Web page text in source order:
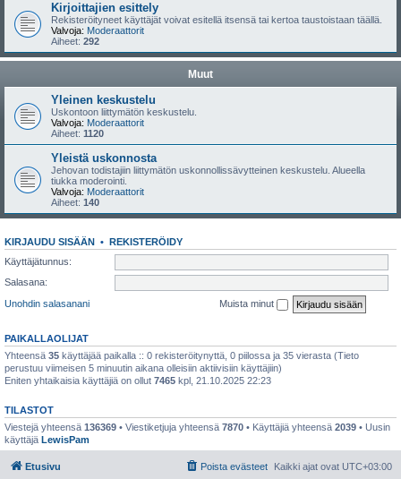
Kirjoittajien esittely
Rekisteröityneet käyttäjät voivat esitellä itsensä tai kertoa taustoistaan täällä.
Valvoja: Moderaattorit
Aiheet: 292
Muut
Yleinen keskustelu
Uskontoon liittymätön keskustelu.
Valvoja: Moderaattorit
Aiheet: 1120
Yleistä uskonnosta
Jehovan todistajiin liittymätön uskonnollissävytteinen keskustelu. Alueella
tiukka moderointi.
Valvoja: Moderaattorit
Aiheet: 140
KIRJAUDU SISÄÄN • REKISTERÖIDY
Käyttäjätunnus:
Salasana:
Unohdin salasanani
Muista minut
PAIKALLAOLIJAT
Yhteensä 35 käyttäjää paikalla :: 0 rekisteröitynyttä, 0 piilossa ja 35 vierasta (Tieto
perustuu viimeisen 5 minuutin aikana olleisiin aktiivisiin käyttäjiin)
Eniten yhtaikaisia käyttäjiä on ollut 7465 kpl, 21.10.2025 22:23
TILASTOT
Viestejä yhteensä 136369 • Viestiketjuja yhteensä 7870 • Käyttäjiä yhteensä 2039 • Uusin
käyttäjä LewisPam
Etusivu Kaikki ajat ovat UTC+03:00
Poista evästeet